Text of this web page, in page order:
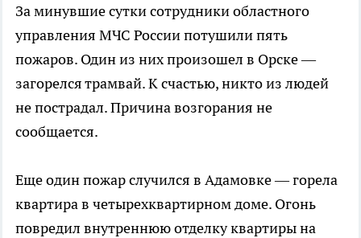
За минувшие сутки сотрудники областного
управления МЧС России потушили пять
пожаров. Один из них произошел в Орске —
загорелся трамвай. К счастью, никто из людей
не пострадал. Причина возгорания не
сообщается.
Еще один пожар случился в Адамовке — горела
квартира в четырехквартирном доме. Огонь
повредил внутреннюю отделку квартиры на